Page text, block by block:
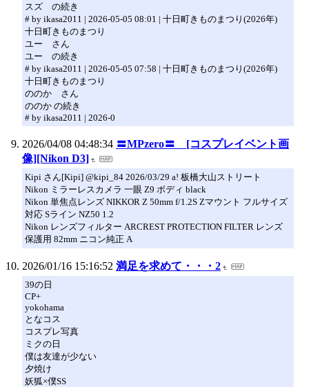
スズ の続き
# by ikasa2011 | 2026-05-05 08:01 | 十日町きものまつり(2026年)
十日町きものまつり
ユー さん
ユー の続き
# by ikasa2011 | 2026-05-05 07:58 | 十日町きものまつり(2026年)
十日町きものまつり
ののか さん
ののか の続き
# by ikasa2011 | 2026-0
2026/04/08 04:48:34 〓MPzero〓 [コスプレイベント画
像][Nikon D3]
Kipi さん[Kipi] @kipi_84 2026/03/29 a! 板橋大山ストリート
Nikon ミラーレスカメラ 一眼 Z9 ボディ black
Nikon 単焦点レンズ NIKKOR Z 50mm f/1.2S Zマウント フルサイズ
対応 Sライン NZ50 1.2
Nikon レンズフィルター ARCREST PROTECTION FILTER レンズ
保護用 82mm ニコン純正 A
2026/01/16 15:16:52 満足を求めて・・・2
39の日
CP+
yokohama
となコス
コスプレ写真
ミクの日
僕は友達が少ない
夕焼け
妖狐×僕SS